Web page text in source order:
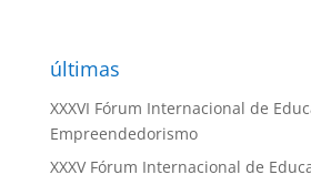
últimas
XXXVI Fórum Internacional de
Empreendedorismo
XXXV Fórum Internacional de